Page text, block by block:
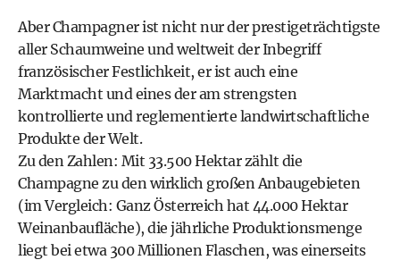
Aber Champagner ist nicht nur der prestigeträchtigste
aller Schaumweine und weltweit der Inbegriff
französischer Festlichkeit, er ist auch eine
Marktmacht und eines der am strengsten
kontrollierte und reglementierte landwirtschaftliche
Produkte der Welt.
Zu den Zahlen: Mit 33.500 Hektar zählt die
Champagne zu den wirklich großen Anbaugebieten
(im Vergleich: Ganz Österreich hat 44.000 Hektar
Weinanbaufläche), die jährliche Produktionsmenge
liegt bei etwa 300 Millionen Flaschen, was einerseits